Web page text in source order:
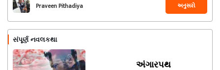
Praveen Pithadiya અનુસરો
સંપૂર્ણ નવલકથા
અંગારપથ